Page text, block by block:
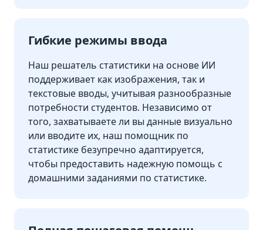
Гибкие режимы ввода
Наш решатель статистики на основе ИИ
поддерживает как изображения, так и
текстовые вводы, учитывая разнообразные
потребности студентов. Независимо от
того, захватываете ли вы данные визуально
или вводите их, наш помощник по
статистике безупречно адаптируется,
чтобы предоставить надежную помощь с
домашними заданиями по статистике.